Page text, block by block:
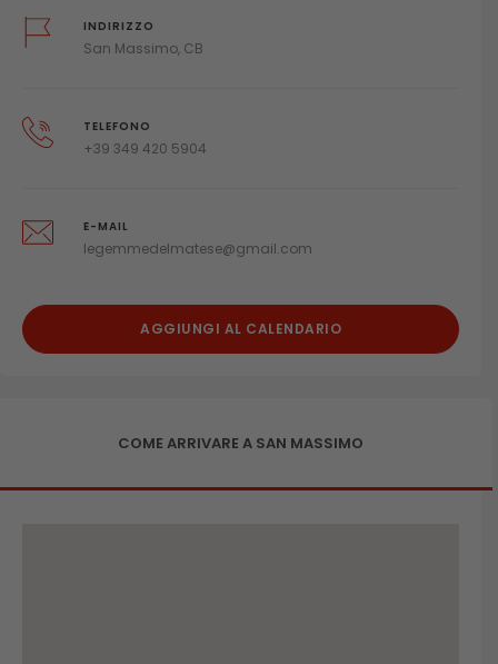
INDIRIZZO
San Massimo, CB
TELEFONO
+39 349 420 5904
E-MAIL
legemmedelmatese@gmail.com
AGGIUNGI AL CALENDARIO
COME ARRIVARE A SAN MASSIMO